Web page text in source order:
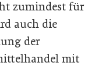
zumindest für
auch die
der
mit